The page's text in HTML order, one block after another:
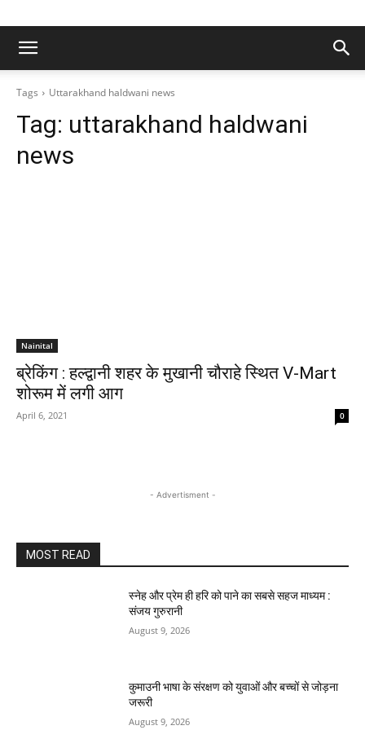
Tags Uttarakhand haldwani news
Tag: uttarakhand haldwani
news
Nainital
ब्रेकिंग : हल्द्वानी शहर के मुखानी चौराहे स्थित V-Mart
शोरूम में लगी आग
April 6, 2021 0
- Advertisment -
MOST READ
स्नेह और प्रेम ही हरि को पाने का सबसे सहज माध्यम :
संजय गुरुरानी
August 9, 2026
कुमाउनी भाषा के संरक्षण को युवाओं और बच्चों से जोड़ना
जरूरी
August 9, 2026